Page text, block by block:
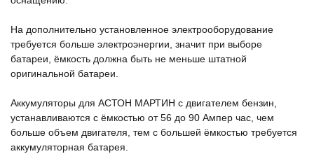
На дополнительно установленное электрооборудование
требуется больше электроэнергии, значит при выборе
батареи, ёмкость должна быть не меньше штатной
оригинальной батареи.
Аккумуляторы для АСТОН МАРТИН с двигателем бензин,
устанавливаются с ёмкостью от 56 до 90 Ампер час, чем
больше объем двигателя, тем с большей ёмкостью требуется
аккумуляторная батарея.